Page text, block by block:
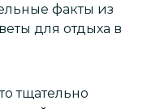
факты из
для отдыха в
тщательно